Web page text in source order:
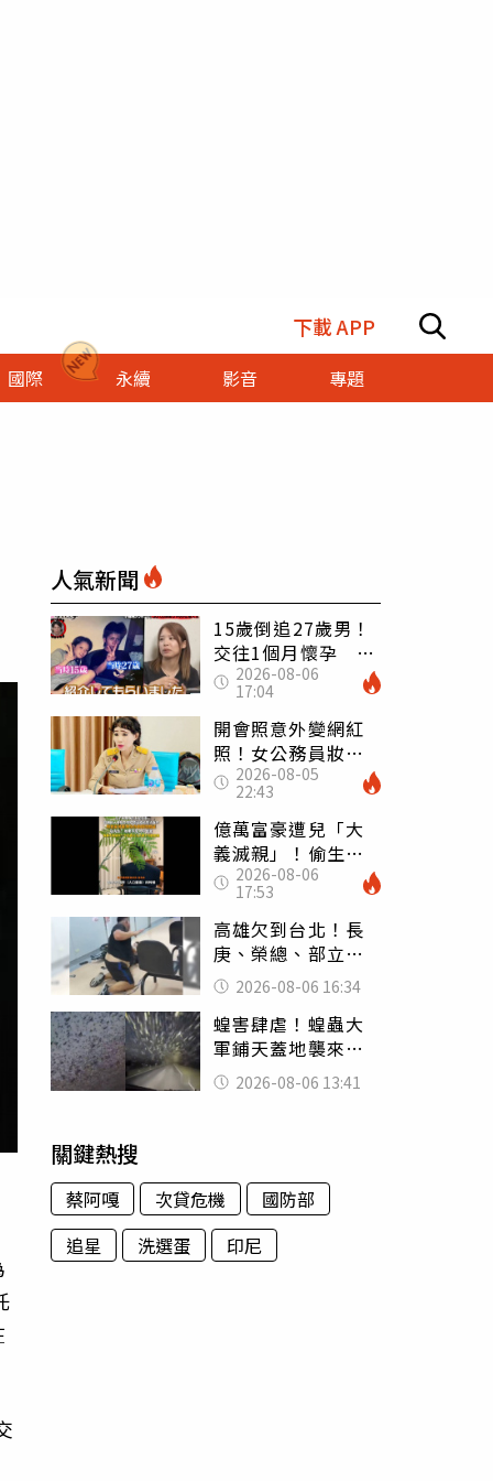
下載 APP
國際 永續 影音 專題
人氣新聞
15歲倒追27歲男！
交往1個月懷孕 36
歲當阿嬤故事曝光
2026-08-06
17:04
開會照意外變網紅
照！女公務員妝容
掀2千則留言 本人
怒嗆：化妝有錯嗎
2026-08-05
22:43
億萬富豪遭兒「大
義滅親」！偷生子
怕曝光 竟盜鄰居
身份辦假證落戶
2026-08-06
17:53
高雄欠到台北！長
庚、榮總、部立醫
院都受害 「醫療
暴力男」離譜紀錄
曝光
2026-08-06 16:34
蝗害肆虐！蝗蟲大
軍鋪天蓋地襲來宛
如末日 網驚：聖
經十災
2026-08-06 13:41
關鍵熱搜
蔡阿嘎 次貸危機
國防部
追星
洗選蛋 印尼